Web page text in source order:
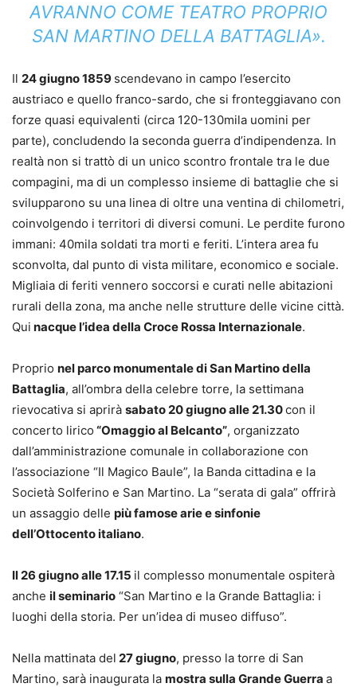
AVRANNO COME TEATRO PROPRIO
SAN MARTINO DELLA BATTAGLIA».
Il 24 giugno 1859 scendevano in campo l’esercito
austriaco e quello franco-sardo, che si fronteggiavano con
forze quasi equivalenti (circa 120-130mila uomini per
parte), concludendo la seconda guerra d’indipendenza. In
realtà non si trattò di un unico scontro frontale tra le due
compagini, ma di un complesso insieme di battaglie che si
svilupparono su una linea di oltre una ventina di chilometri,
coinvolgendo i territori di diversi comuni. Le perdite furono
immani: 40mila soldati tra morti e feriti. L’intera area fu
sconvolta, dal punto di vista militare, economico e sociale.
Migliaia di feriti vennero soccorsi e curati nelle abitazioni
rurali della zona, ma anche nelle strutture delle vicine città.
Qui nacque l’idea della Croce Rossa Internazionale.
Proprio nel parco monumentale di San Martino della
Battaglia, all’ombra della celebre torre, la settimana
rievocativa si aprirà sabato 20 giugno alle 21.30con il
concerto lirico “Omaggio al Belcanto”, organizzato
dall’amministrazione comunale in collaborazione con
l’associazione “Il Magico Baule”, la Banda cittadina e la
Società Solferino e San Martino. La “serata di gala” offrirà
un assaggio delle più famose arie e sinfonie
dell’Ottocento italiano.
Il 26 giugno alle 17.15 il complesso monumentale ospiterà
anche il seminario “San Martino e la Grande Battaglia: i
luoghi della storia. Per un’idea di museo diffuso”.
Nella mattinata del 27 giugno, presso la torre di San
Martino, sarà inaugurata la mostra sulla Grande Guerra a